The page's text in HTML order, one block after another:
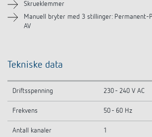
Skrueklemmer
Manuell bryter med 3 stillinger: Permanent-
AV
Tekniske data
Driftsspenning 230 - 240 V AC
Frekvens 50 - 60 Hz
Antall kanaler 1